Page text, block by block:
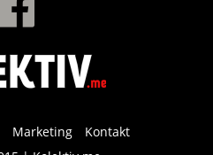
Marketing
Kontakt